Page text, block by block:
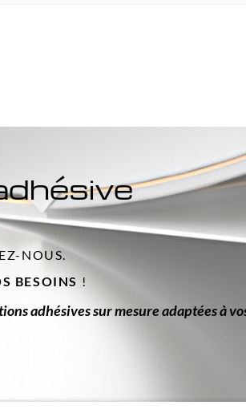
NOUS.
BESOINS !
adhésives sur mesure adaptées à